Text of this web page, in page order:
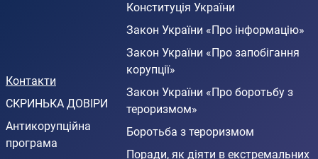
Контакти
СКРИНЬКА ДОВІРИ
Антикорупційна
програма
Конституція України
Закон України «Про інформацію»
Закон України «Про запобігання
корупції»
Закон України «Про боротьбу з
тероризмом»
Боротьба з тероризмом
Поради, як діяти в екстремальних